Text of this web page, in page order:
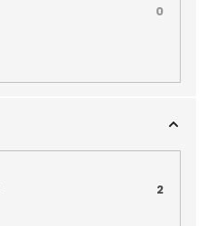
0
2